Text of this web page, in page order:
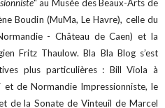
" au Musée des Beaux-Arts de
Boudin (MuMa, Le Havre), celle du
- Château de Caen) et la
Fritz Thaulow. Bla Bla Blog s’est
plus particulières : Bill Viola à
de Normandie Impressionniste, le
de la Sonate de Vinteuil de Marcel